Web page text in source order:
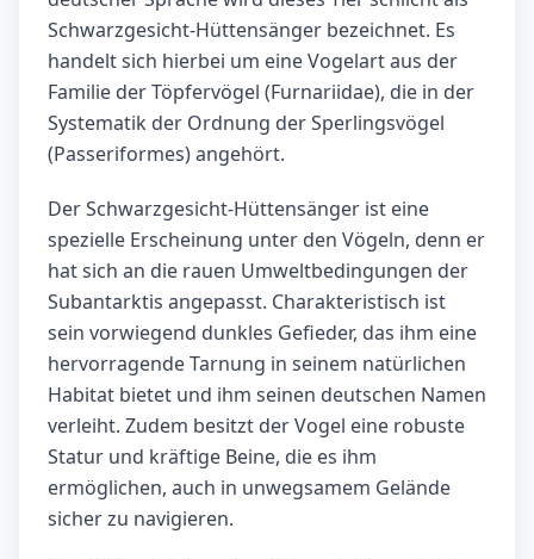
Schwarzgesicht-Hüttensänger bezeichnet. Es
handelt sich hierbei um eine Vogelart aus der
Familie der Töpfervögel (Furnariidae), die in der
Systematik der Ordnung der Sperlingsvögel
(Passeriformes) angehört.
Der Schwarzgesicht-Hüttensänger ist eine
spezielle Erscheinung unter den Vögeln, denn er
hat sich an die rauen Umweltbedingungen der
Subantarktis angepasst. Charakteristisch ist
sein vorwiegend dunkles Gefieder, das ihm eine
hervorragende Tarnung in seinem natürlichen
Habitat bietet und ihm seinen deutschen Namen
verleiht. Zudem besitzt der Vogel eine robuste
Statur und kräftige Beine, die es ihm
ermöglichen, auch in unwegsamem Gelände
sicher zu navigieren.